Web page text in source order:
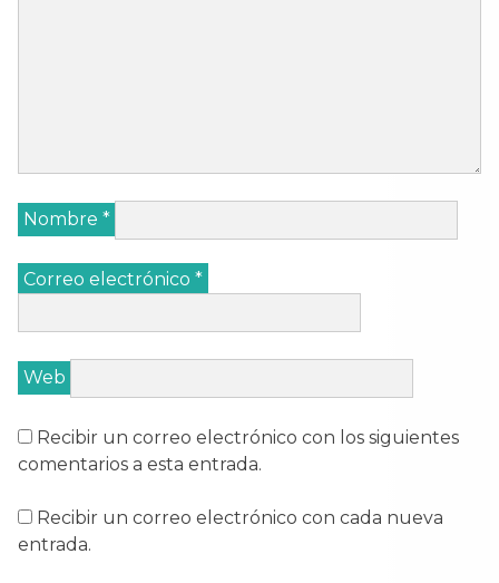
Nombre *
Correo electrónico *
Web
Recibir un correo electrónico con los siguientes
comentarios a esta entrada.
Recibir un correo electrónico con cada nueva
entrada.